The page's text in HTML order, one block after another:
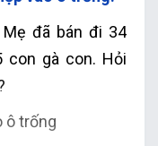
đã bán đi 34
con gà con. Hỏi
ô trống